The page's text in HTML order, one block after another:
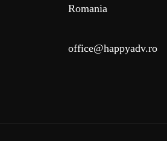
Romania
office@happyadv.ro